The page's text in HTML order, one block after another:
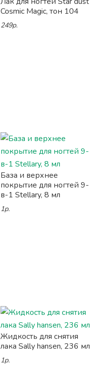
Cosmic Magic, тон 104
249р.
База и верхнее
покрытие для ногтей 9-
в-1 Stellary, 8 мл
1р.
Жидкость для снятия
лака Sally hansen, 236 мл
1р.